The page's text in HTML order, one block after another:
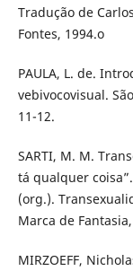
Tradução de
Fontes, 1994.o
PAULA, L. de.
vebivocovisual.
11-12.
SARTI, M. M.
tá qualquer coisa”.
(org.).
Marca de
MIRZOEFF,